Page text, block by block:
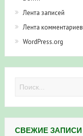
Лента записей
Лента комментариев
WordPress.org
СВЕЖИЕ ЗАПИСИ